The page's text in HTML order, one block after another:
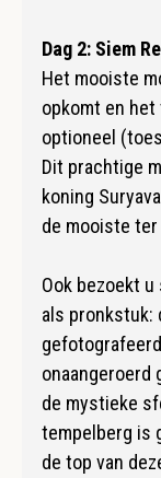
Dag 2: Siem
Het mooiste
opkomt en
optioneel
Dit prachtige
koning
de mooiste
Ook bezoekt
als pronkstuk:
onaangeroerd
de mystieke
tempelberg is
de top van